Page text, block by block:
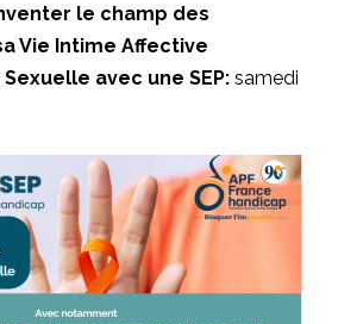
le champ des
Vie Intime Affective
avec une SEP: samedi